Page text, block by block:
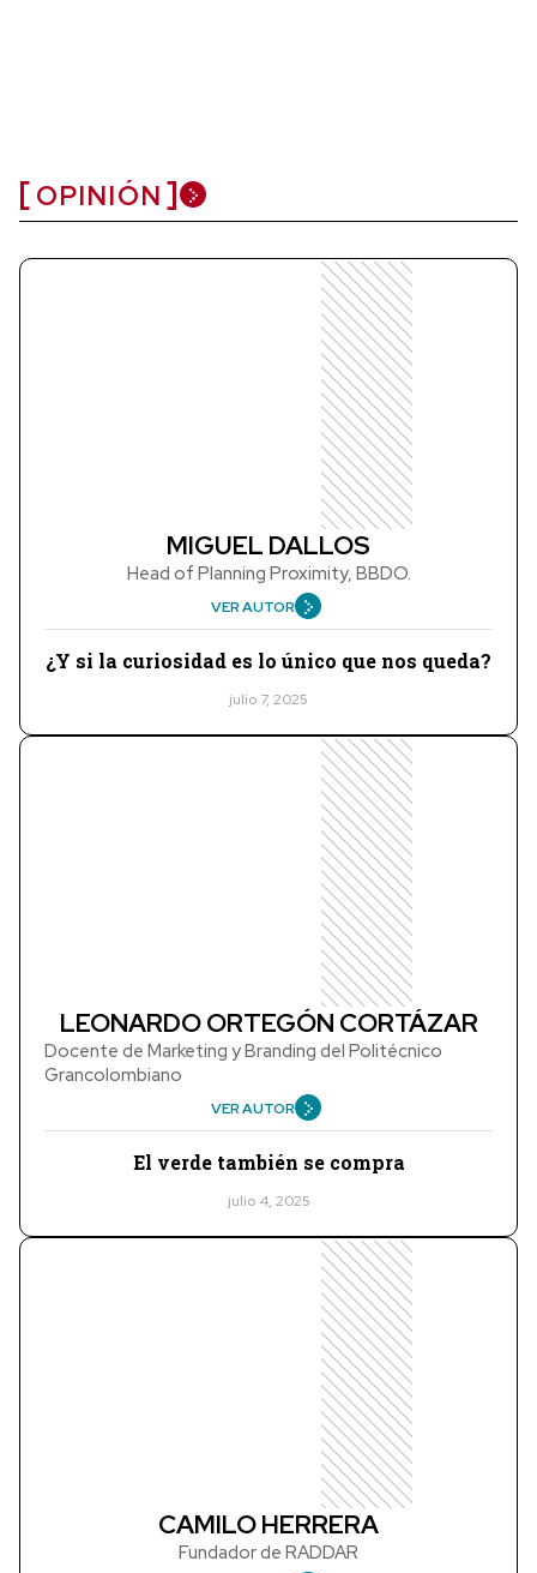
OPINIÓN
MIGUEL DALLOS
Head of Planning Proximity, BBDO.
VER AUTOR
¿Y si la curiosidad es lo único que nos queda?
julio 7, 2025
LEONARDO ORTEGÓN CORTÁZAR
Docente de Marketing y Branding del Politécnico
Grancolombiano
VER AUTOR
El verde también se compra
julio 4, 2025
CAMILO HERRERA
Fundador de RADDAR